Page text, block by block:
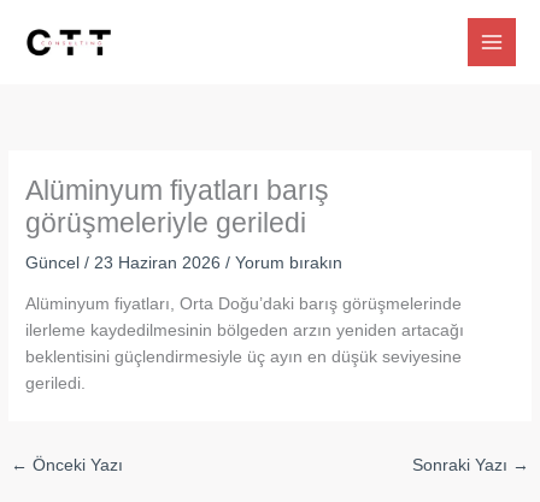
Alüminyum fiyatları barış
görüşmeleriyle geriledi
Güncel /23 Haziran 2026/Yorum bırakın
Alüminyum fiyatları, Orta Doğu’daki barış görüşmelerinde
ilerleme kaydedilmesinin bölgeden arzın yeniden artacağı
beklentisini güçlendirmesiyle üç ayın en düşük seviyesine
geriledi.
← Önceki Yazı Sonraki Yazı →